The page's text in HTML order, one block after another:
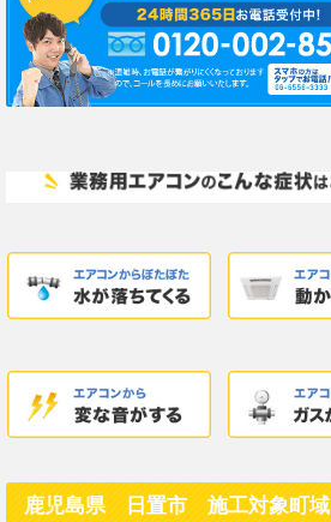
鹿児島県 日置市 施工対象町域